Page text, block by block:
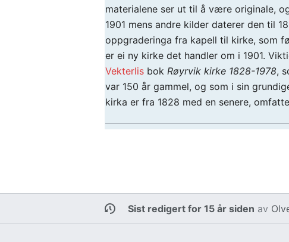
materialene ser ut til å være originale,
1901 mens andre kilder daterer den til
oppgraderinga fra kapell til kirke, som
er ei ny kirke det handler om i 1901.
Vekterlis bokRøyrvik kirke 1828-1978,
var 150 år gammel, og som i sin
kirka er fra 1828 med en senere,
Sist redigert for 15 år siden av